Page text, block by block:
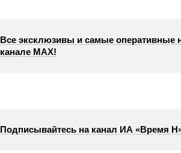
Все эксклюзивы и самые оперативные
канале МАХ!
Подписывайтесь на канал ИА «Время